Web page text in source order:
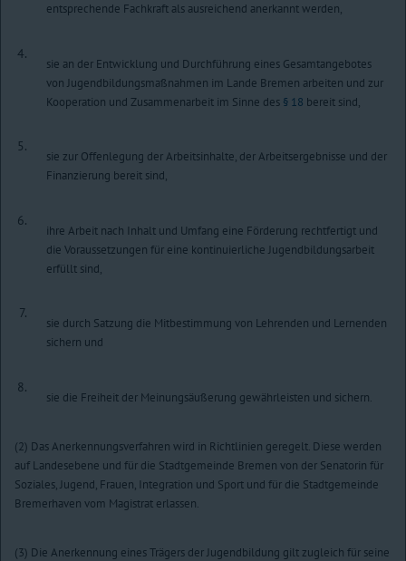
entsprechende Fachkraft als ausreichend anerkannt werden,
4.
sie an der Entwicklung und Durchführung eines Gesamtangebotes
von Jugendbildungsmaßnahmen im Lande Bremen arbeiten und zur
Kooperation und Zusammenarbeit im Sinne des § 18 bereit sind,
5.
sie zur Offenlegung der Arbeitsinhalte, der Arbeitsergebnisse und der
Finanzierung bereit sind,
6.
ihre Arbeit nach Inhalt und Umfang eine Förderung rechtfertigt und
die Voraussetzungen für eine kontinuierliche Jugendbildungsarbeit
erfüllt sind,
7.
sie durch Satzung die Mitbestimmung von Lehrenden und Lernenden
sichern und
8.
sie die Freiheit der Meinungsäußerung gewährleisten und sichern.
(2) Das Anerkennungsverfahren wird in Richtlinien geregelt. Diese werden
auf Landesebene und für die Stadtgemeinde Bremen von der Senatorin für
Soziales, Jugend, Frauen, Integration und Sport und für die Stadtgemeinde
Bremerhaven vom Magistrat erlassen.
(3) Die Anerkennung eines Trägers der Jugendbildung gilt zugleich für seine